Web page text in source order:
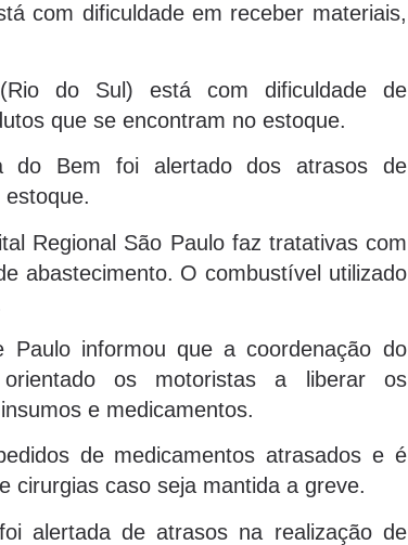
com dificuldade em receber materiais,
do Sul) está com dificuldade de
que se encontram no estoque.
do Bem foi alertado dos atrasos de
Regional São Paulo faz tratativas com
abastecimento. O combustível utilizado
informou que a coordenação do
os motoristas a liberar os
e medicamentos.
de medicamentos atrasados e é
cirurgias caso seja mantida a greve.
alertada de atrasos na realização de